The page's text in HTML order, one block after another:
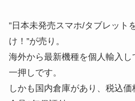
”日本未発売スマホ/タブレット
け！”が売り。
海外から最新機種を個人輸入し
一押しです。
しかも国内倉庫があり、税込価